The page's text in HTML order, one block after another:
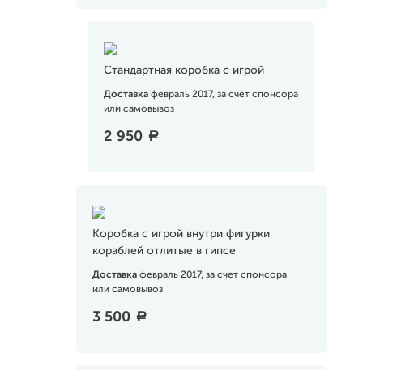
Стандартная коробка с игрой
Доставкафевраль 2017, за счет спонсора
или самовывоз
2 950 a
Коробка с игрой внутри фигурки
кораблей отлитые в гипсе
Доставка февраль 2017, за счет спонсора
или самовывоз
3 500 a